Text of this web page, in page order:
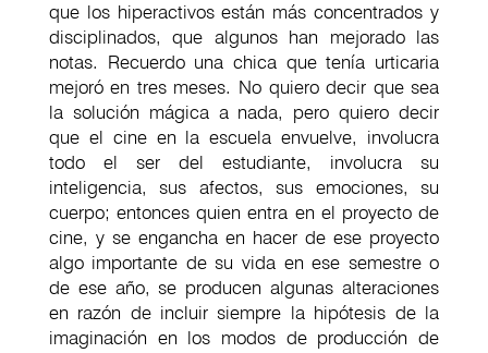
que los hiperactivos están más concentrados y
disciplinados, que algunos han mejorado las
notas. Recuerdo una chica que tenía urticaria
mejoró en tres meses. No quiero decir que sea
la solución mágica a nada, pero quiero decir
que el cine en la escuela envuelve, involucra
todo el ser del estudiante, involucra su
inteligencia, sus afectos, sus emociones, su
cuerpo; entonces quien entra en el proyecto de
cine, y se engancha en hacer de ese proyecto
algo importante de su vida en ese semestre o
de ese año, se producen algunas alteraciones
en razón de incluir siempre la hipótesis de la
imaginación en los modos de producción de